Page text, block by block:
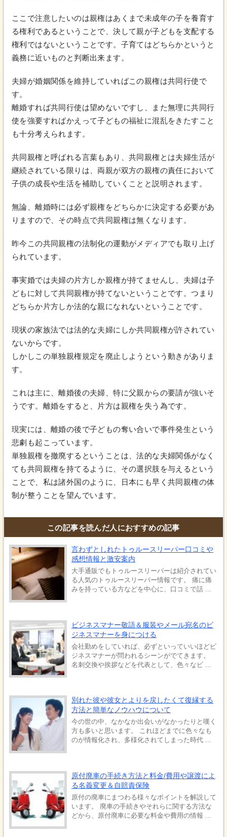
ここで注意したいのは親権はあくまで未成年の子を養育す
る権利であるということで、決して親が子どもを支配する
権利ではないということです。子育てはどちらかというと
義務に近いものと判断出来ます。
夫婦が婚姻関係を維持していればこの親権は共同行使で
す。
離婚すれば共同行使は望めないですし、また無理に共同行
使を強要すればかえって子どもの福祉に混乱をきたすこと
も十分考えられます。
共同親権と呼ばれる言葉もあり、共同親権とは夫婦生活が
継続されている限りは、両親が双方の親権の責任において
子供の成長や生活を補助していくことと説明されます。
無論、離婚時には必ず親権をどちらかに決定する必要があ
りますので、その時点で共同親権は無くなります。
昨今この共同親権の法制化の運動がメディアでも取り上げ
られています。
事実婚では夫婦の片方しか親権が持てませんし、夫婦は子
どもに対して共同親権が持てないということです。つまり
どちらか片方しか法的な親になれないということです。
現状の家族法では法的な夫婦にしか共同親権が許されてい
ないからです。
しかしこの単独親権規定を廃止しようという動きがありま
す。
これは主に、離婚後の夫婦、特に父親からの要請が強いそ
うです。離婚をすると、片方は親権を失う為です。
現実には、離婚の後で子どもの奪い合いで事件発生という
悲劇も起こっています。
単独親権を撤廃するということは、法的な夫婦関係がなく
ても共同親権を持てるように、その選択肢を与えるという
ことで、私は諸外国のように、日本にも早く共同親権の体
制が整うことを望んでいます。
この記事を読んだ人におすすめの記事
言わずとしれたトゥルースリーパー口コミや
感想情報と激安案内
大手通販でもトゥルースリーパーは紹介されてい
る人気のトゥルースリーパー情報です。 痛に痛
みを持っている方などを中心に、口コミで話 ...
ビジネスマナー敬語＆服装やメール宛名のビ
ジネスマナーを身につける
会社勤めをしていれば、必ずといっていいほどビ
ジネスマナーが問われるシーンがでてきます。
名刺交換や挨拶などを代表として、色々なビ ...
別れた彼や彼女とよりを戻したくて復縁する
方法と簡単なノウハウについて
今の世の中、なかなか出会いがなかったりと嘆く
方も多いと思います。 これほどまでに色々なも
のが情報化され、多様化されてしまった時代 ...
原付廃車の手続き方法と料金/費用や譲渡によ
る名義変更＆自賠責保険
原付の廃車にまつわる様々なポイントを解説して
います。 廃車の手続きやそれらに関する方法な
どから、原付廃車に必要な料金や費用の情報 ...